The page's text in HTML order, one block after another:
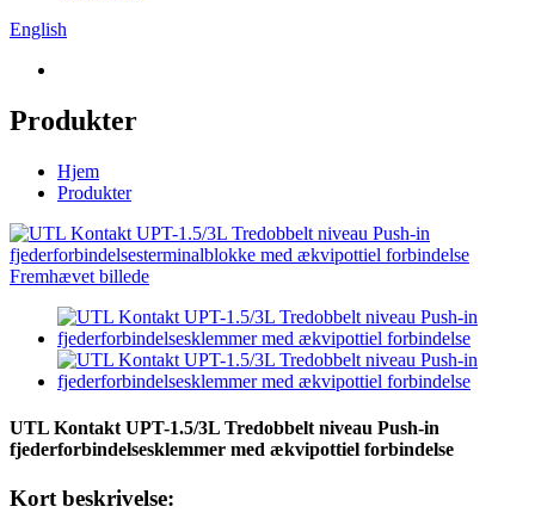
English
Produkter
Hjem
Produkter
UTL Kontakt UPT-1.5/3L Tredobbelt niveau Push-in
fjederforbindelsesklemmer med ækvipottiel forbindelse
Kort beskrivelse: